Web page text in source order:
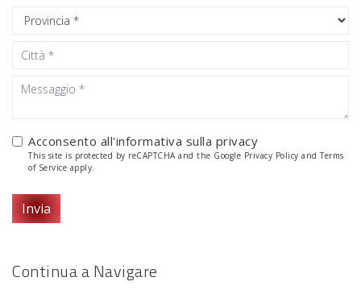
Acconsento all'informativa sulla privacy
This site is protected by reCAPTCHA and the Google Privacy Policy andTerms
of Service apply.
Invia
Continua a Navigare